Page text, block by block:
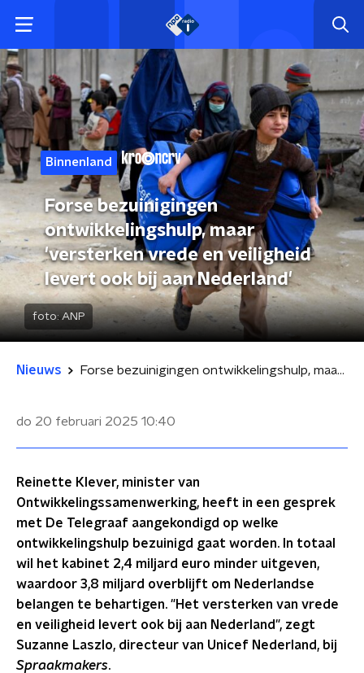
Binnenland
Forse bezuinigingen
ontwikkelingshulp, maar
'versterken vrede en veiligheid
levert ook bij aan Nederland'
foto:ANP
Nieuws Forse bezuinigingen ontwikkelingshulp, maar 'versterken vrede en veiligheid levert ook bij aan Nederland'
do 20 februari 2025 10:40
Reinette Klever, minister van
Ontwikkelingssamenwerking, heeft in een gesprek
met De Telegraaf aangekondigd op welke
ontwikkelingshulp bezuinigd gaat worden. In totaal
wil het kabinet 2,4 miljard euro minder uitgeven,
waardoor 3,8 miljard overblijft om Nederlandse
belangen te behartigen. "Het versterken van vrede
en veiligheid levert ook bij aan Nederland", zegt
Suzanne Laszlo, directeur van Unicef Nederland, bij
Spraakmakers.